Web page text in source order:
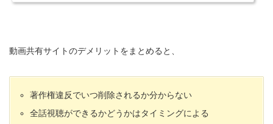
動画共有サイトのデメリットをまとめると、
著作権違反でいつ削除されるか分からない
全話視聴ができるかどうかはタイミングによる